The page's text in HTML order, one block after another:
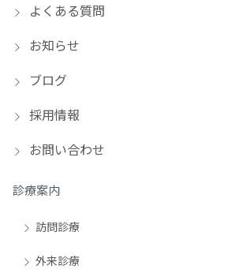
よくある質問
お知らせ
ブログ
採用情報
お問い合わせ
診療案内
訪問診療
外来診療